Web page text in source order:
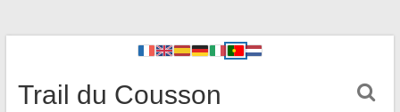
Trail du Cousson